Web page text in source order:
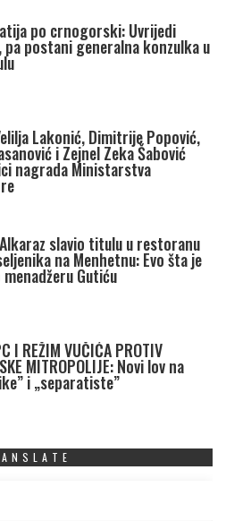
po crnogorski: Uvrijedi
pa postani generalna konzulka u
Lakonić, Dimitrije Popović,
i Zejnel Zeka Šabović
nagrada Ministarstva
slavio titulu u restoranu
na Menhetnu: Evo šta je
menadžeru Gutiću
I REŽIM VUČIĆA PROTIV
MITROPOLIJE: Novi lov na
i „separatiste”